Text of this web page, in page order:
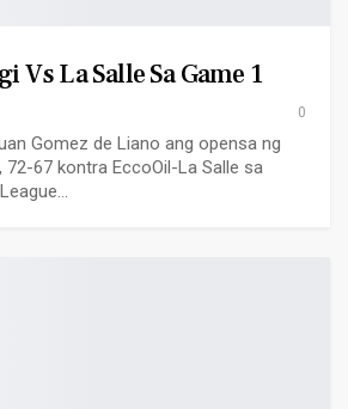
Vs La Salle Sa Game 1
0
Gomez de Liano ang opensa ng
72-67 kontra EccoOil-La Salle sa